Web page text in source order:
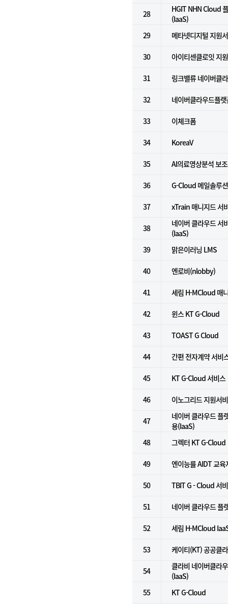
28
HGIT NHN Cloud
(IaaS)
29
메타넷디지털 지원
30 아이티센클로잇 지
31 링크밸류 네이버클
32 네이버클라우드플
33 이체크폼
34 KoreaV
35 AI의료영상분석 보
36 G-Cloud 메일솔루
37 xTrain 매니지드 서
38
네이버 클라우드 서
(IaaS)
39
맑은이러닝 LMS
40 엔로비(nlobby)
41 세림 H-MCloud 매
42 윈스 KT G-Cloud
43 TOAST G Cloud
44 간편 전자계약 서비
45 KT G-Cloud 서비스
46 이노그리드 지원서
47
네이버 클라우드 플
용(IaaS)
48
그렉터 KT G-Cloud
49 엔이능률 AIDT 교육
50 TBIT G - Cloud 서
51 네이버 클라우드 플
52 세림 H-MCloud
53 케이티(KT) 공공클
54
클라비 네이버클라
(IaaS)
55
KT G-Cloud